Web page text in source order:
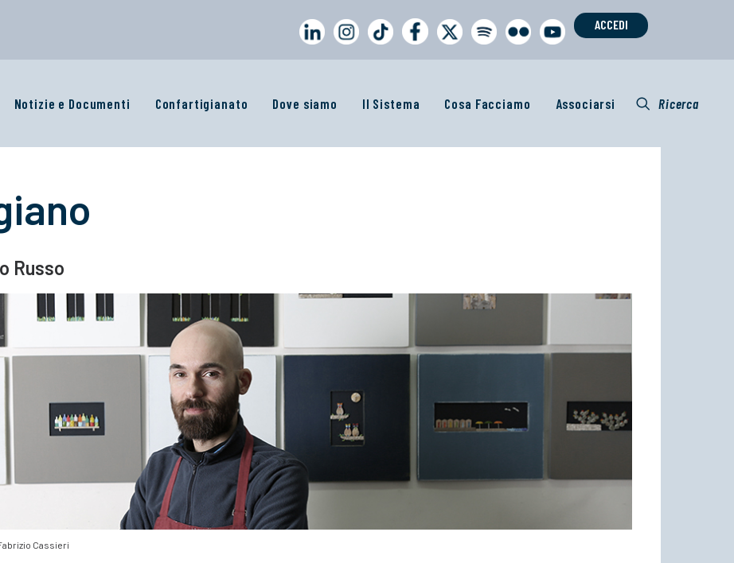
ACCEDI
Notizie e Documenti Confartigianato Dove siamo Il Sistema Cosa Facciamo Associarsi Ricerca
Russo
Cassieri